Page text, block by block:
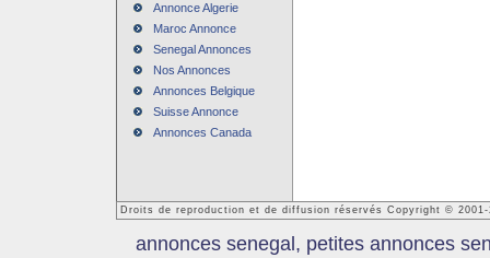
Annonce Algerie
Maroc Annonce
Senegal Annonces
Nos Annonces
Annonces Belgique
Suisse Annonce
Annonces Canada
Droits de reproduction et de diffusion réservés Copyright ©
annonces senegal, petites annonces